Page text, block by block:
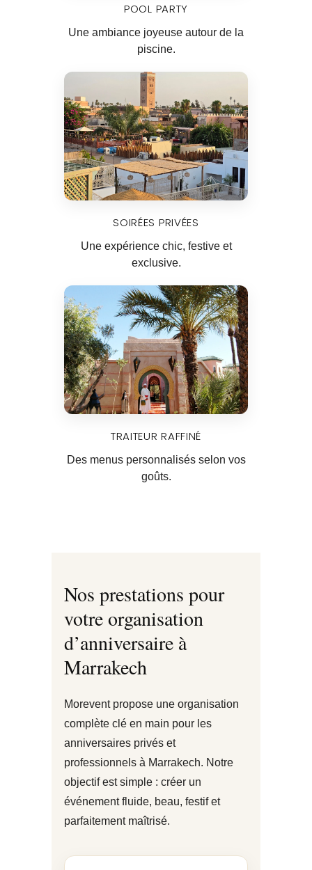
POOL PARTY
Une ambiance joyeuse autour de la
piscine.
SOIRÉES PRIVÉES
Une expérience chic, festive et
exclusive.
TRAITEUR RAFFINÉ
Des menus personnalisés selon vos
goûts.
Nos prestations pour
votre organisation
d’anniversaire à
Marrakech
Morevent propose une organisation
complète clé en main pour les
anniversaires privés et
professionnels à Marrakech. Notre
objectif est simple : créer un
événement fluide, beau, festif et
parfaitement maîtrisé.